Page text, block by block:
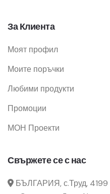
За Клиента
Моят профил
Моите поръчки
Любими продукти
Промоции
МОН Проекти
Свържете се с нас
БЪЛГАРИЯ, с.Труд, 4199